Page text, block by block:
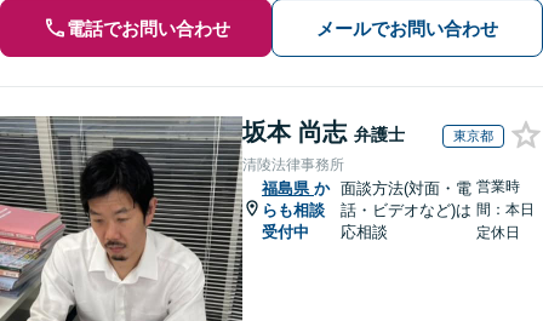
電話でお問い合わせ メールでお問い合わせ
坂本 尚志 弁護士 東京都
清陵法律事務所
福島県 か
らも相談
受付中
面談方法(対面・電
話・ビデオなど)は
応相談
営業時
間：本日
定休日